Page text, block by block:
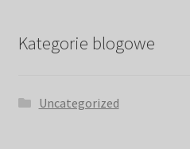
Kategorie blogowe
Uncategorized